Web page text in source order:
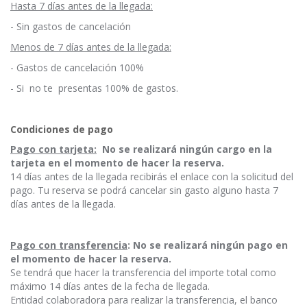
Hasta 7 días antes de la llegada:
- Sin gastos de cancelación
Menos de 7 días antes de la llegada:
- Gastos de cancelación 100%
- Si no te presentas 100% de gastos.
Condiciones de pago
Pago con tarjeta: No se realizará ningún cargo en la
tarjeta en el momento de hacer la reserva.
14 días antes de la llegada recibirás el enlace con la solicitud del
pago. Tu reserva se podrá cancelar sin gasto alguno hasta 7
días antes de la llegada.
Pago con transferencia: No se realizará ningún pago en
el momento de hacer la reserva.
Se tendrá que hacer la transferencia del importe total como
máximo 14 días antes de la fecha de llegada.
Entidad colaboradora para realizar la transferencia, el banco